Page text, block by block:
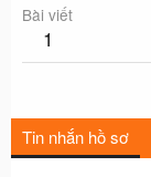
Bài viết
1
Tin nhắn hồ sơ